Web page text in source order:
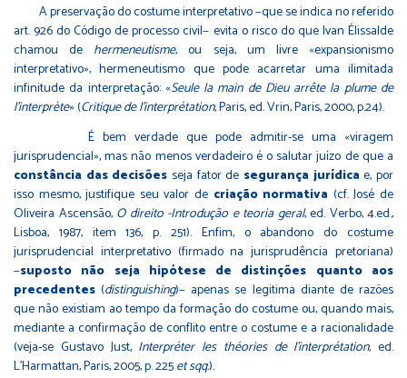
A preservação do costume interpretativo −que se indica no referido
art. 926 do Código de processo civil− evita o risco do que Ivan Élissalde
chamou de hermeneutisme, ou seja, um livre «expansionismo
interpretativo», hermeneutismo que pode acarretar uma ilimitada
infinitude da interpretação: «Seule la main de Dieu arrête la plume de
l’interprète» (Critique de l’interprétation, Paris, ed. Vrin, Paris, 2000, p.24).
É bem verdade que pode admitir-se uma «viragem
jurisprudencial», mas não menos verdadeiro é o salutar juízo de que a
constância das decisões seja fator de segurança jurídica e, por
isso mesmo, justifique seu valor de criação normativa (cf. José de
Oliveira Ascensão, O direito -Introdução e teoria geral, ed. Verbo, 4.ed.,
Lisboa, 1987, item 136, p. 251). Enfim, o abandono do costume
jurisprudencial interpretativo (firmado na jurisprudência pretoriana)
−suposto não seja hipótese de distinções quanto aos
precedentes(distinguishing)− apenas se legitima diante de razões
que não existiam ao tempo da formação do costume ou, quando mais,
mediante a confirmação de conflito entre o costume e a racionalidade
(veja-se Gustavo Just, Interpréter les théories de l'interprétation, ed.
L'Harmattan, Paris, 2005, p. 225et sqq.).